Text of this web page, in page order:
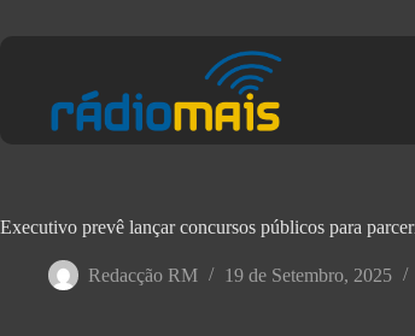
Executivo prevê lançar concursos públicos para
Redacção RM 19 de Setembro, 2025